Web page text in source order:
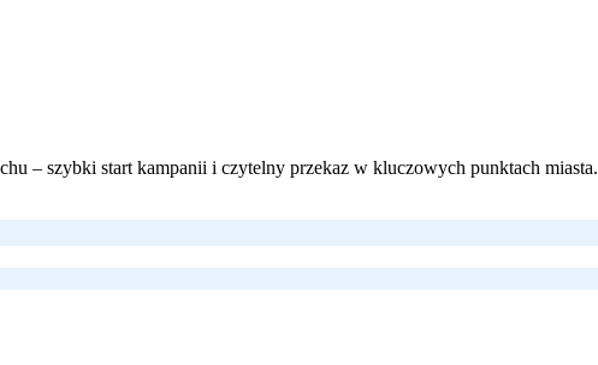
– szybki start kampanii i czytelny przekaz w kluczowych punktach miasta.